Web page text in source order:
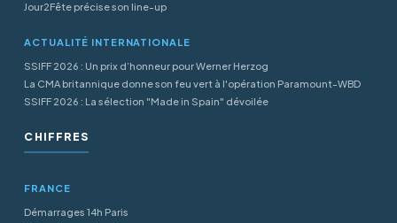
Jour2Fête précise son line-up
ACTUALITÉ INTERNATIONALE
SSIFF 2026 : Un prix d’honneur pour Werner Herzog
La CMA britannique donne son feu vert à l'opération Paramount-WBD
SSIFF 2026 : La sélection "Made in Spain" dévoilée
CHIFFRES
FRANCE
Démarrages 14h Paris